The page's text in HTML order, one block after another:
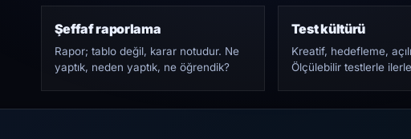
Şeffaf raporlama
Rapor; tablo değil, karar notudur. Ne
yaptık, neden yaptık, ne öğrendik?
Test kültürü
Kreatif, hedefleme,
Ölçülebilir testlerle